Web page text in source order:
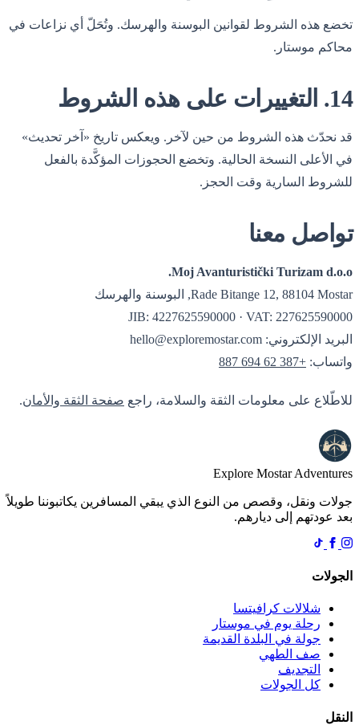
تخضع هذه الشروط لقوانين البوسنة والهرسك. وتُحَلّ أي نزاعات في
محاكم موستار.
14. التغييرات على هذه الشروط
قد نحدّث هذه الشروط من حين لآخر. ويعكس تاريخ «آخر تحديث»
في الأعلى النسخة الحالية. وتخضع الحجوزات المؤكَّدة بالفعل
للشروط السارية وقت الحجز.
تواصل معنا
Moj Avanturistički Turizam d.o.o.
Rade Bitange 12, 88104 Mostar, البوسنة والهرسك
JIB: 4227625590000 · VAT: 227625590000
البريد الإلكتروني: hello@exploremostar.com
واتساب: +387 62 694 887
للاطّلاع على معلومات الثقة والسلامة، راجع صفحة الثقة والأمان.
Explore MostarAdventures
جولات ونقل، وقصص من النوع الذي يبقي المسافرين يكاتبوننا طويلاً
بعد عودتهم إلى ديارهم.
الجولات
شلالات كرافيتسا
رحلة يوم في موستار
جولة في البلدة القديمة
صف الطهي
التجديف
كل الجولات
النقل